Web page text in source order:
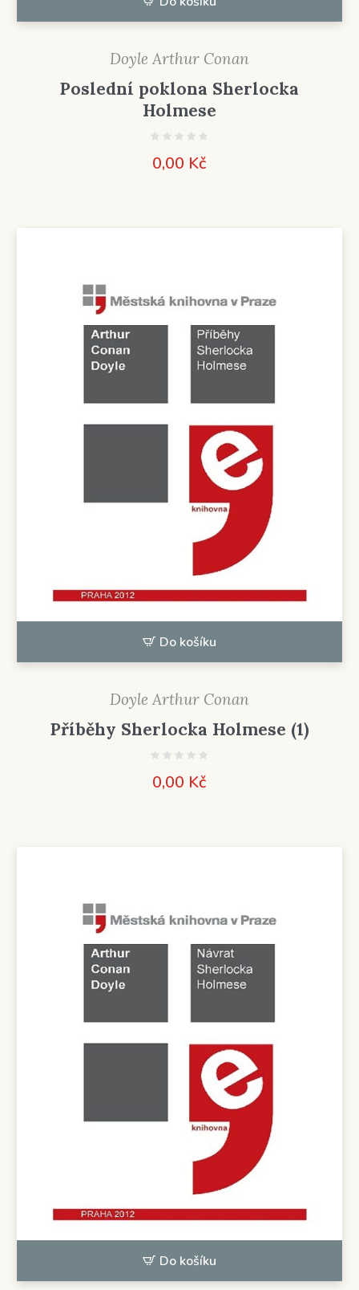
Doyle Arthur Conan
Poslední poklona Sherlocka
Holmese
0,00 Kč
Do košíku
Doyle Arthur Conan
Příběhy Sherlocka Holmese (1)
0,00 Kč
Do košíku